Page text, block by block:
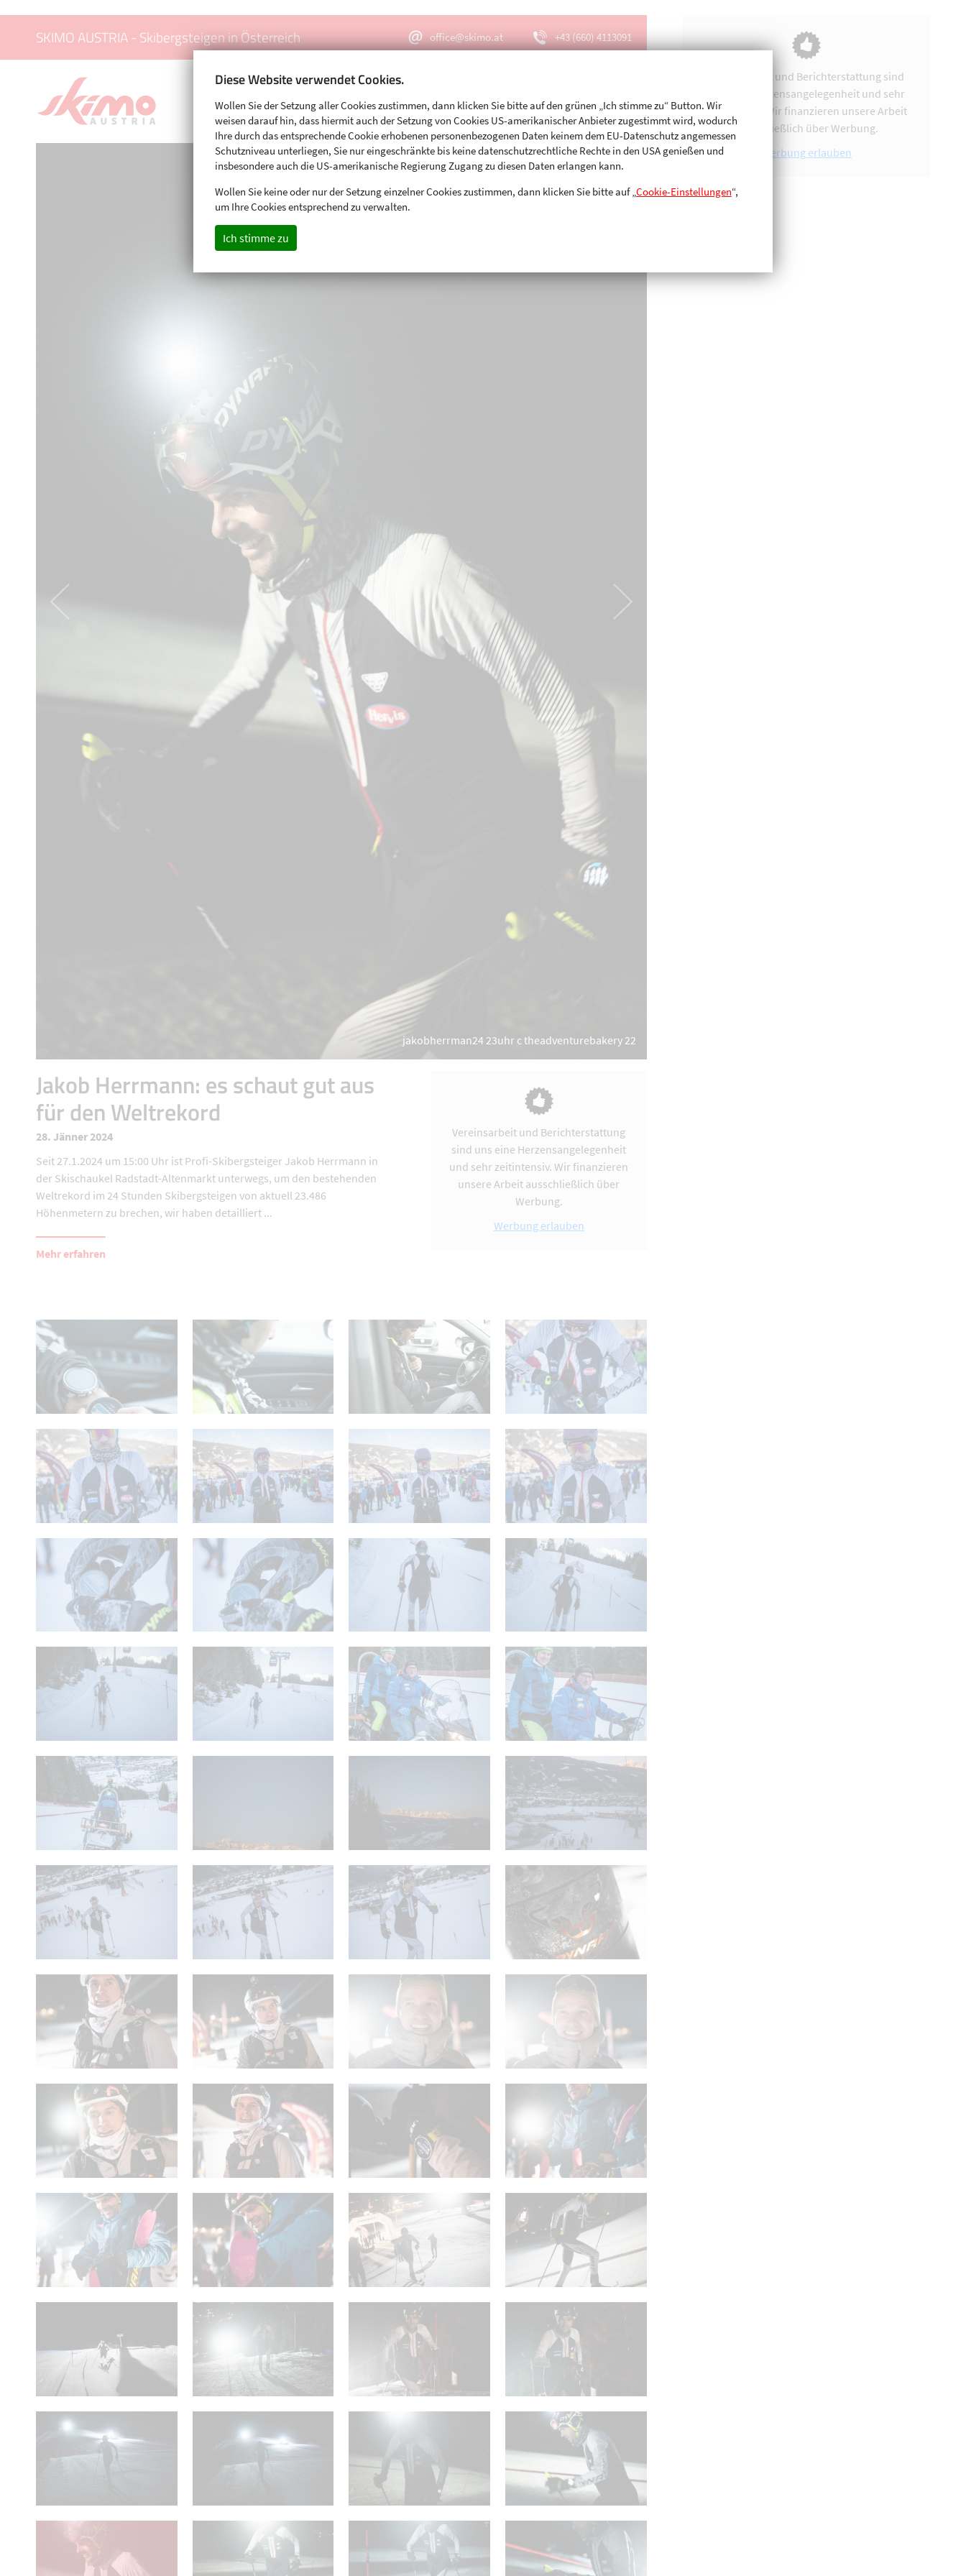
SKIMO AUSTRIA - Skibergsteigen in Österreich office@skimo.at +43 (660) 4113091
Menu
jakobherrman24 23uhr c theadventurebakery 22
Jakob Herrmann: es schaut gut aus
für den Weltrekord
28. Jänner 2024
Seit 27.1.2024 um 15:00 Uhr ist Profi-Skibergsteiger Jakob Herrmann in
der Skischaukel Radstadt-Altenmarkt unterwegs, um den bestehenden
Weltrekord im 24 Stunden Skibergsteigen von aktuell 23.486
Höhenmetern zu brechen, wir haben detailliert ...
Mehr erfahren
Vereinsarbeit und Berichterstattung
sind uns eine Herzensangelegenheit
und sehr zeitintensiv. Wir finanzieren
unsere Arbeit ausschließlich über
Werbung.
Werbung erlauben
Vereinsarbeit und Berichterstattung sind
uns eine Herzensangelegenheit und sehr
zeitintensiv. Wir finanzieren unsere Arbeit
ausschließlich über Werbung.
Werbung erlauben
Diese Website verwendet Cookies.
Wollen Sie der Setzung aller Cookies zustimmen, dann klicken Sie bitte auf den grünen „Ich stimme zu“ Button. Wir
weisen darauf hin, dass hiermit auch der Setzung von Cookies US-amerikanischer Anbieter zugestimmt wird, wodurch
Ihre durch das entsprechende Cookie erhobenen personenbezogenen Daten keinem dem EU-Datenschutz angemessen
Schutzniveau unterliegen, Sie nur eingeschränkte bis keine datenschutzrechtliche Rechte in den USA genießen und
insbesondere auch die US-amerikanische Regierung Zugang zu diesen Daten erlangen kann.
Wollen Sie keine oder nur der Setzung einzelner Cookies zustimmen, dann klicken Sie bitte auf „Cookie-Einstellungen“,
um Ihre Cookies entsprechend zu verwalten.
Ich stimme zu